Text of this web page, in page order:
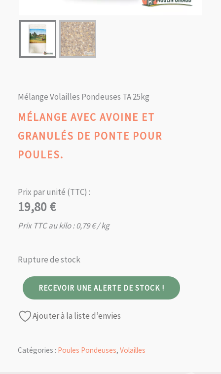
Mélange Volailles Pondeuses TA 25kg
MÉLANGE AVEC AVOINE ET
GRANULÉS DE PONTE POUR
POULES.
Prix par unité (TTC) :
19,80€
Prix TTC au kilo :0,79€/ kg
Rupture de stock
RECEVOIR UNE ALERTE DE STOCK !
Ajouter à la liste d’envies
Catégories : Poules Pondeuses, Volailles